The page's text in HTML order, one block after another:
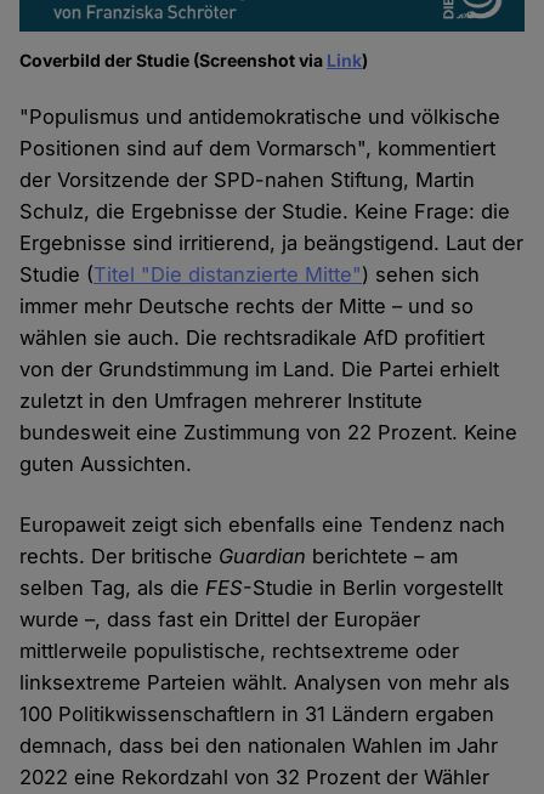
Coverbild der Studie (Screenshot via Link)
"Populismus und antidemokratische und völkische
Positionen sind auf dem Vormarsch", kommentiert
der Vorsitzende der SPD-nahen Stiftung, Martin
Schulz, die Ergebnisse der Studie. Keine Frage: die
Ergebnisse sind irritierend, ja beängstigend. Laut der
Studie (Titel "Die distanzierte Mitte") sehen sich
immer mehr Deutsche rechts der Mitte – und so
wählen sie auch. Die rechtsradikale AfD profitiert
von der Grundstimmung im Land. Die Partei erhielt
zuletzt in den Umfragen mehrerer Institute
bundesweit eine Zustimmung von 22 Prozent. Keine
guten Aussichten.
Europaweit zeigt sich ebenfalls eine Tendenz nach
rechts. Der britische Guardian berichtete – am
selben Tag, als die FES-Studie in Berlin vorgestellt
wurde –, dass fast ein Drittel der Europäer
mittlerweile populistische, rechtsextreme oder
linksextreme Parteien wählt. Analysen von mehr als
100 Politikwissenschaftlern in 31 Ländern ergaben
demnach, dass bei den nationalen Wahlen im Jahr
2022 eine Rekordzahl von 32 Prozent der Wähler